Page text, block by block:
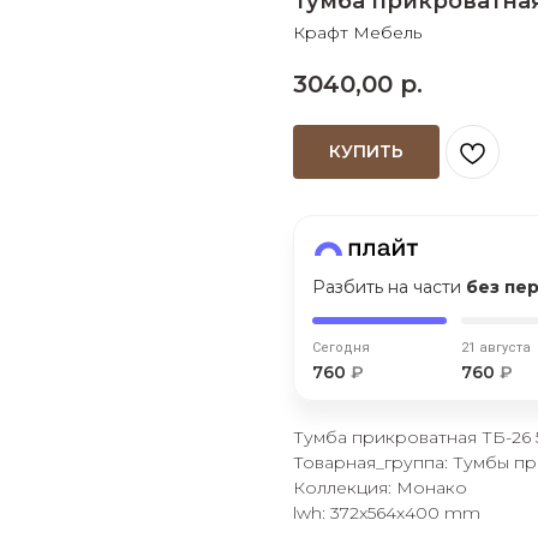
Крафт Мебель
3040,00 р.
КУПИТЬ
Разбить на части без
Сегодня
760 ₽
21 августа
760 ₽
% картой любого банка
выбранный способом
% будутсписываться
Тумба прикроватная ТБ-
Товарная_группа: Тумбы
Коллекция: Монако
lwh: 372x564x400 mm